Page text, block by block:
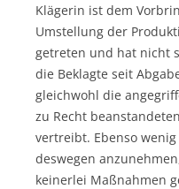
Klägerin ist dem
Umstellung der
getreten und hat nicht
die Beklagte seit
gleichwohl die
zu Recht
vertreibt. Ebenso
deswegen
keinerlei Maßnahmen